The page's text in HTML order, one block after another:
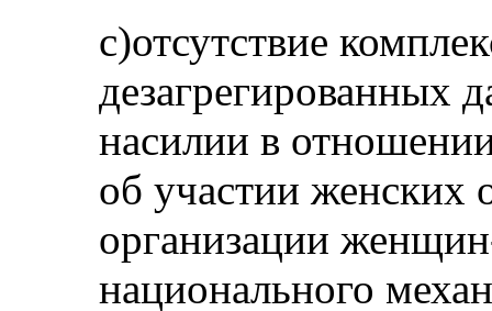
c)отсутствие
дезагрегированных
насилии в
об участии женских
организации
национального